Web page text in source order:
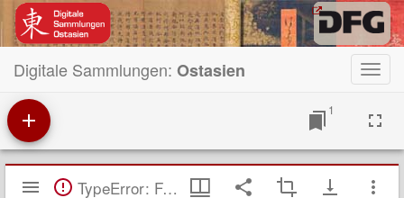
Digitale Sammlungen: Ostasien
1
Mirador
Viewer TypeError: Failed to fetch